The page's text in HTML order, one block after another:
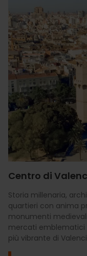
Centro di
Storia millenaria,
quartieri con anima
monumenti
mercati
più vibrante di